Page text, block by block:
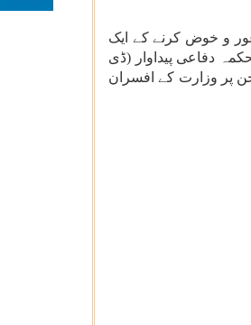
خیال کرنے کے لیے 19 اور 20 جون، 2023 کو نئی دہلی میں غور و خوض کرنے کے ایک
دفاعی پیداوار (ڈی
پر وزارت کے افسران